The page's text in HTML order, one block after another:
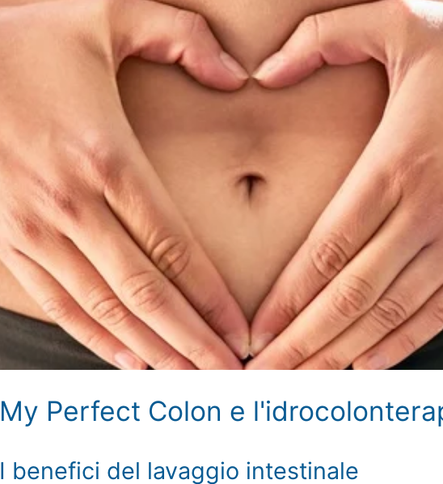
My Perfect Colon e
I benefici del lavaggio intestinale